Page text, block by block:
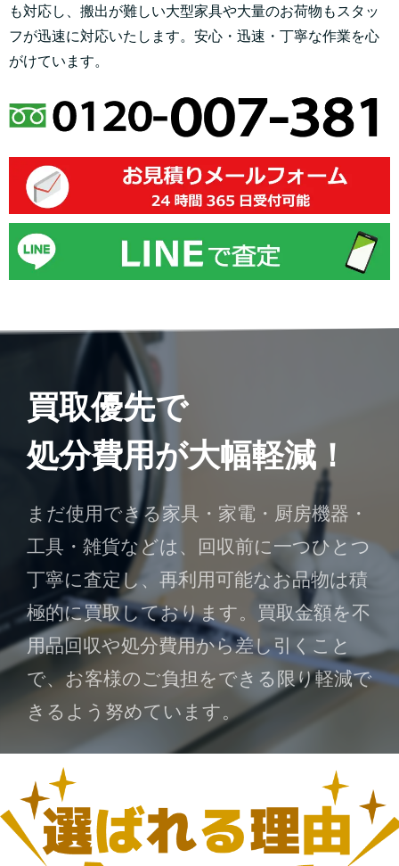
も対応し、搬出が難しい大型家具や大量のお荷物もスタッ
フが迅速に対応いたします。安心・迅速・丁寧な作業を心
がけています。
買取優先で
処分費用が大幅軽減！
まだ使用できる家具・家電・厨房機器・
工具・雑貨などは、回収前に一つひとつ
丁寧に査定し、再利用可能なお品物は積
極的に買取しております。買取金額を不
用品回収や処分費用から差し引くこと
で、お客様のご負担をできる限り軽減で
きるよう努めています。